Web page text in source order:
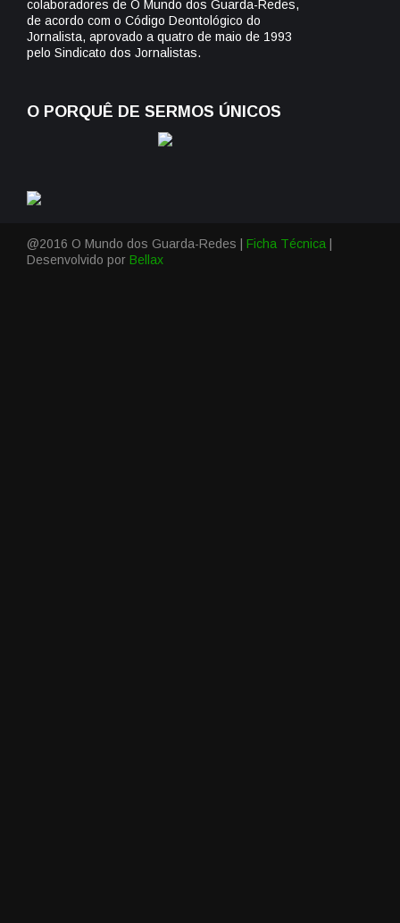
colaboradores de O Mundo dos Guarda-Redes,
de acordo com o Código Deontológico do
Jornalista, aprovado a quatro de maio de 1993
pelo Sindicato dos Jornalistas.
O PORQUÊ DE SERMOS ÚNICOS
@2016 O Mundo dos Guarda-Redes | Ficha Técnica
Desenvolvido por Bellax